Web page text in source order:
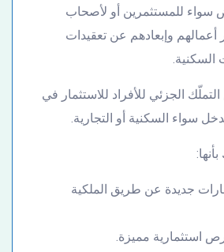
للمستثمرين أو لأصحاب
أعمالهم وإبعادهم عن تعقيدات
السكنية.
الجزئي للأفراد للاستثمار في
سواء السكنية أو التجارية.
جديدة عن طريق الملكية
استثمارية مميزة.